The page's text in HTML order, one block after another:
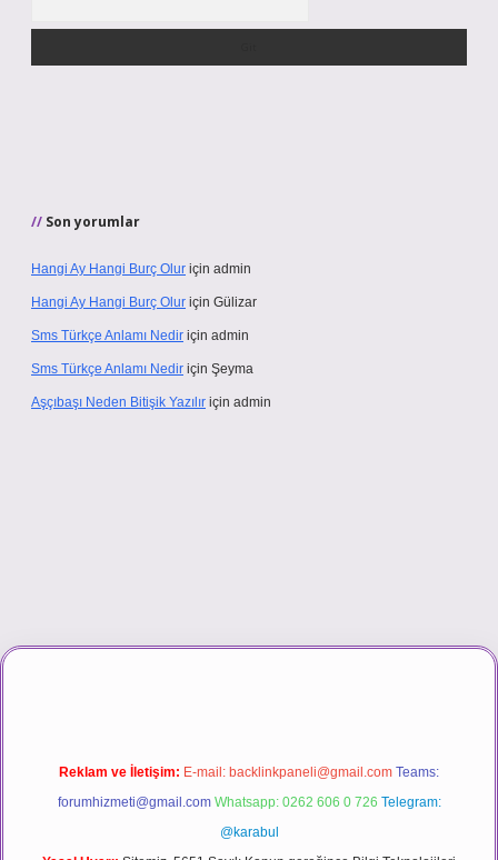
Son yorumlar
Hangi Ay Hangi Burç Olur için admin
Hangi Ay Hangi Burç Olur için Gülizar
Sms Türkçe Anlamı Nedir için admin
Sms Türkçe Anlamı Nedir için Şeyma
Aşçıbaşı Neden Bitişik Yazılır için admin
Reklam ve İletişim: E-mail: backlinkpaneli@gmail.com Teams:
forumhizmeti@gmail.com Whatsapp: 0262 606 0 726 Telegram:
@karabul